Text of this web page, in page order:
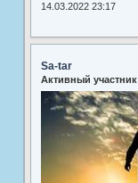
14.03.2022 23:17
Sa-tar
Активный участник